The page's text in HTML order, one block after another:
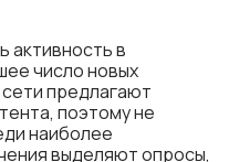
активность в
число новых
предлагают
поэтому не
наиболее
выделяют опросы,